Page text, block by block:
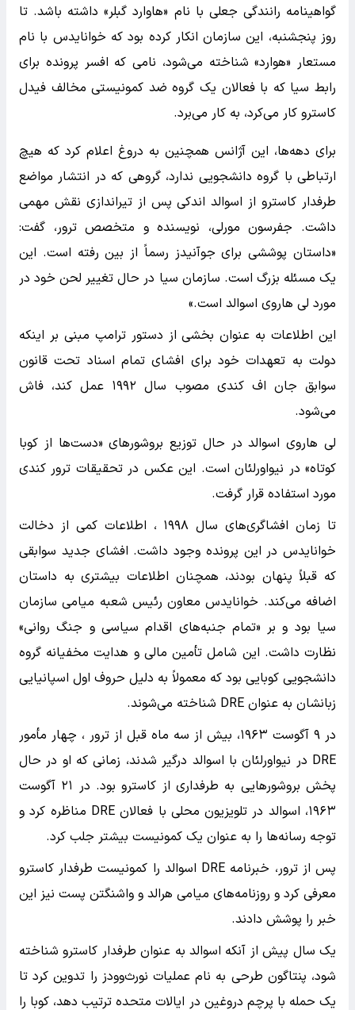
گواهینامه رانندگی جعلی با نام «هاوارد گبلر» داشته باشد. تا
روز پنجشنبه، این سازمان انکار کرده بود که خوانایدس با نام
مستعار «هوارد» شناخته می‌شود، نامی که افسر پرونده برای
رابط سیا که با فعالان یک گروه ضد کمونیستی مخالف فیدل
کاسترو کار می‌کرد، به کار می‌برد.
برای دهه‌ها، این آژانس همچنین به دروغ اعلام کرد که هیچ
ارتباطی با گروه دانشجویی ندارد، گروهی که در انتشار مواضع
طرفدار کاسترو از اسوالد اندکی پس از تیراندازی نقش مهمی
داشت. جفرسون مورلی، نویسنده و متخصص ترور، گفت:
«داستان پوششی برای جوآنیدز رسماً از بین رفته است. این
یک مسئله بزرگ است. سازمان سیا در حال تغییر لحن خود در
مورد لی هاروی اسوالد است.»
این اطلاعات به عنوان بخشی از دستور ترامپ مبنی بر اینکه
دولت به تعهدات خود برای افشای تمام اسناد تحت قانون
سوابق جان اف کندی مصوب سال ۱۹۹۲ عمل کند، فاش
می‌شود.
لی هاروی اسوالد در حال توزیع بروشورهای «دست‌ها از کوبا
کوتاه» در نیواورلئان است. این عکس در تحقیقات ترور کندی
مورد استفاده قرار گرفت.
تا زمان افشاگری‌های سال ۱۹۹۸ ، اطلاعات کمی از دخالت
خوانایدس در این پرونده وجود داشت. افشای جدید سوابقی
که قبلاً پنهان بودند، همچنان اطلاعات بیشتری به داستان
اضافه می‌کند. خوانایدس معاون رئیس شعبه میامی سازمان
سیا بود و بر «تمام جنبه‌های اقدام سیاسی و جنگ روانی»
نظارت داشت. این شامل تأمین مالی و هدایت مخفیانه گروه
دانشجویی کوبایی بود که معمولاً به دلیل حروف اول اسپانیایی
زبانشان به عنوان DRE شناخته می‌شوند.
در ۹ آگوست ۱۹۶۳، بیش از سه ماه قبل از ترور ، چهار مأمور
DRE در نیواورلئان با اسوالد درگیر شدند، زمانی که او در حال
پخش بروشورهایی به طرفداری از کاسترو بود. در ۲۱ آگوست
۱۹۶۳، اسوالد در تلویزیون محلی با فعالان DRE مناظره کرد و
توجه رسانه‌ها را به عنوان یک کمونیست بیشتر جلب کرد.
پس از ترور، خبرنامه DRE اسوالد را کمونیست طرفدار کاسترو
معرفی کرد و روزنامه‌های میامی هرالد و واشنگتن پست نیز این
خبر را پوشش دادند.
یک سال پیش از آنکه اسوالد به عنوان طرفدار کاسترو شناخته
شود، پنتاگون طرحی به نام عملیات نورث‌وودز را تدوین کرد تا
یک حمله با پرچم دروغین در ایالات متحده ترتیب دهد، کوبا را